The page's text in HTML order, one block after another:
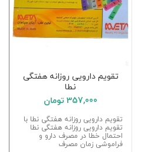
تقویم دارویی روزانه هفتگی
نطا
357,000 تومان
تقویم دارویی روزانه هفتگی نطا با
تقویم دارویی روزانه هفتگی نطا
احتمال خطا در مصرف دارو و
فراموشی زمان مصرف